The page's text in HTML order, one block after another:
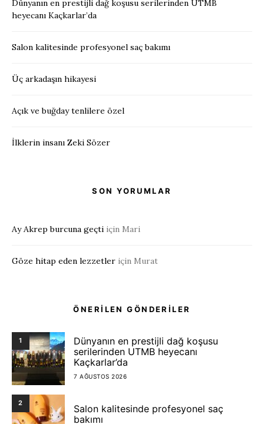
Dünyanın en prestijli dağ koşusu serilerinden UTMB
heyecanı Kaçkarlar’da
Salon kalitesinde profesyonel saç bakımı
Üç arkadaşın hikayesi
Açık ve buğday tenlilere özel
İlklerin insanı Zeki Sözer
SON YORUMLAR
Ay Akrep burcuna geçti için Mari
Göze hitap eden lezzetler için Murat
ÖNERİLEN GÖNDERİLER
1
Dünyanın en prestijli dağ koşusu
serilerinden UTMB heyecanı
Kaçkarlar’da
7 AĞUSTOS 2026
2
Salon kalitesinde profesyonel saç
bakımı